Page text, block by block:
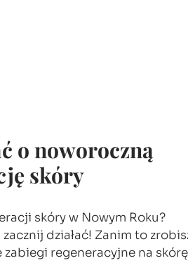
o noworoczną
skóry
skóry w Nowym Roku?
działać! Zanim to
zabiegi regeneracyjne na skórę